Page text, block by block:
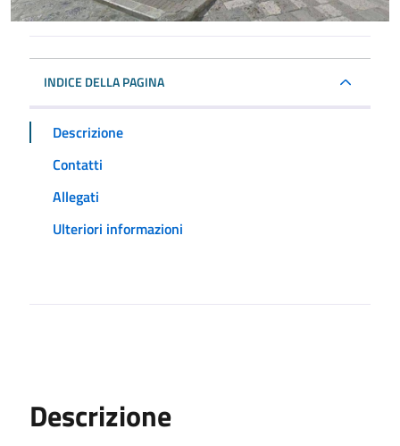
INDICE DELLA PAGINA
Descrizione
Contatti
Allegati
Ulteriori informazioni
Descrizione